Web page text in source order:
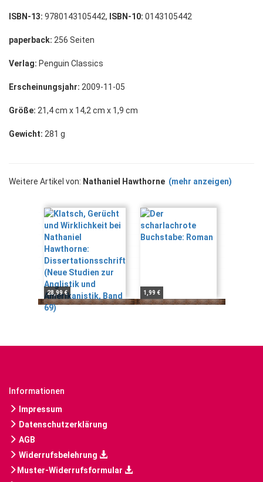
ISBN-13: 9780143105442, ISBN-10: 0143105442
paperback: 256 Seiten
Verlag: Penguin Classics
Erscheinungsjahr: 2009-11-05
Größe: 21,4 cm x 14,2 cm x 1,9 cm
Gewicht: 281 g
Weitere Artikel von: Nathaniel Hawthorne (mehr anzeigen)
28,99 € 1,99 €
Informationen
Impressum
Datenschutzerklärung
AGB
Widerrufsbelehrung
Muster-Widerrufsformular